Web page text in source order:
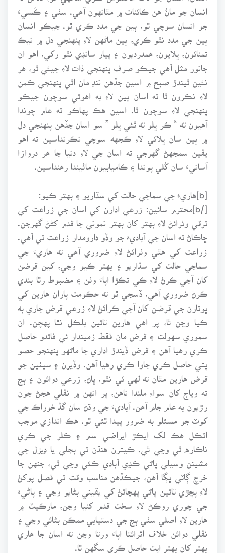
انسان جو مانُ هن ڪائنات ۾ مٿانهون آهي. سٺي ۽ ڪَسيءَ
جو انسان سوچي ٿو، ٻين جي مدد ڪري ٿو. جيڪو انسان
ٻين جي مدد نٿو ڪري، ٻين ماڻهن لاءِ پنهنجي دل ۾ نيڪ
تمنائون، ڀلايون، همدرديون ۽ پيار سانڍي نٿو رکي، اهو ان
جانور مثل آهي جيڪو صرف پنهنجي ذات لاءِ جيئي ٿو، هر
نئين ٿيندڙ صبح ۾ اسين جڏهن ننڊ مان اٿي پنهنجي ڪمن
لاءِ نڪرون ٿا ته اسان ٻين لاءِ به اهوئي سوچون جيڪو
پنهنجي لاءِ سوچون ٿا. اسين هڪ پهاڪو ته عام چوندا
آهيون ته “ ڪر ڀلو ته ٿئي ڀلو ” سو اسان جڏهن پنهنجي دل
۾ ٻين سان ڀلائي لاءِ ڪجهه سوچي نڪرنداسين ته اهو
يقين سمجهڻ گهرجي ته اسان جي لاءِ دنيا جا هر دروازا
آسانيءَ سان کُلي پوندا ۽ ڪاميابيون ماڻيندا رهنداسين.
[b]هاريءَ جي سماجي حالت کي سڌاريو ۽ بهتر ڪيو:
[/b]محترم سائين: زرعي ادارن کي اسان جي زراعت کي
ترقي وٺرائڻ لاءِ بهتر کان بهتر نموني جا قدم کڻڻ گهرجن.
ڇاڪاڻ ته اسان جي آباديءَ جو وڏو دارومدار زراعت تي آهي.
زراعت کي هٿي وٺرائڻ لاءِ ضروري آهي ته هاريءَ جي
سماجي حالت کي سڌاريو ۽ بهتر ڪيو وڃي، کين قرضن
کان آجي ڪرڻ لاءِ ڪي تڪڙا اپاءَ وٺن ۽ مضبوط رٿا بندي
ڪرڻ ضروري آهي، ڏسجي ٿو ته حڪومت پاران هارين کي
ڀوتارن جي قرضن کان آجي ڪرائڻ لاءِ زرعي قرض جاري به
ڪيا وڃن ٿا، پر اهي هارين تائين بلڪل نٿا پهچن. ان
سموري سهولت ۽ قرض مان فقط زميندار ئي فائدو حاصل
ڪري رهيا آهن ۽ قرض ڏيندڙ اداري جا ماڻهو پنهنجو حصو
پتي حاصل ڪري جاوا ڪري رهيا آهن. وڏيرن ۽ سيٺين جو
قرض هارين مٿان ته لهي ئي نٿو، ڀاڻ، زرعي دوائون ۽ ٻج
ته وياج کان سواءِ ملندا ناهن، پر انهن ۾ نقلي هجڻ جون
رڙيون به عام جام آهن. آباديءَ جي وڌڻ سان گڏ خوراڪ جي
کوٽ جو مسئلو به ضرور پيدا ٿئي ٿو. هڪ اندازي موجب
اٽڪل هڪ لک ايڪڙ ايراضي سم ۽ ڪلر جي ڪري
ناڪاره ٿي وڃي ٿي. ڪيترن هنڌن تي بجلي يا ڊيزل جي
مشينن وسيلي پاڻي ڪڍي آبادي ڪئي وڃي ٿي، جنهن جا
خرچ ڳاٽي ڀڳا آهن، جيڪڏهن مناسب وقت تي فصل پوکڻ
لاءِ پڇڙي تائين پاڻي پهچائڻ کي يقيني بڻايو وڃي ۽ پاڻيءَ
جي چوري روڪڻ لاءِ سخت قدم کنيا وڃن، مارڪيٽ ۾
هارين لاءِ اصلي سٺي ٻج جي دستيابي ممڪن بڻائي وڃي ۽
نقلي دوائن خلاف اثرائتا اپاءَ ورتا وڃن ته اسان جا هاري
بهتر کان بهتر اپت حاصل ڪري سگهن ٿا.